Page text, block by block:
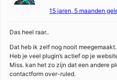
15 jaren, 5 maanden
Das heel raar..
Dat heb ik zelf nog nooit meegemaakt.
Heb je veel plugin’s actief op je
Miss. kan het zo zijn dat een andere
contactform over-ruled.